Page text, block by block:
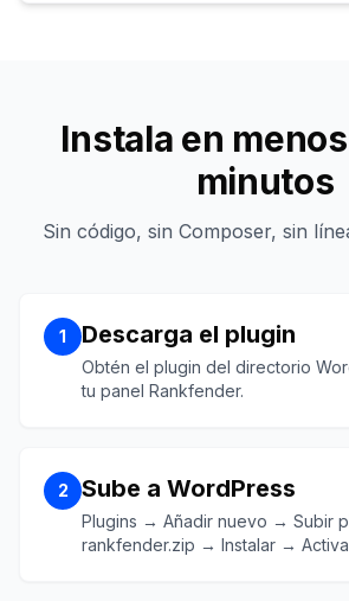
Instala en
minutos
Sin código, sin Composer, sin
1 Descarga el plugin
Obtén el plugin del directorio
tu panel Rankfender.
2 Sube a WordPress
Plugins → Añadir nuevo → Subir
rankfender.zip → Instalar →